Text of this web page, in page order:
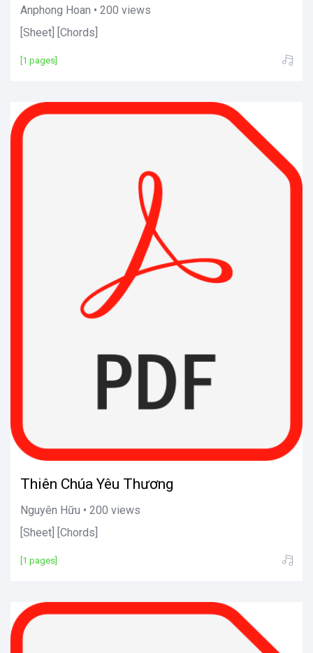
Anphong Hoan • 200 views
[Sheet] [Chords]
[1 pages]
Thiên Chúa Yêu Thương
Nguyên Hữu • 200 views
[Sheet] [Chords]
[1 pages]